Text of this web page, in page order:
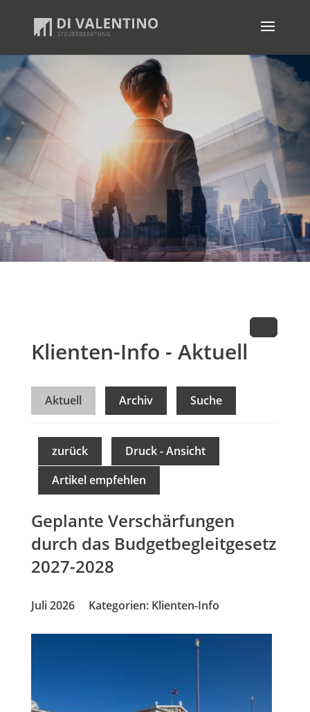
Klienten-Info - Aktuell
Aktuell Archiv Suche
zurück
Druck - Ansicht
Artikel empfehlen
Geplante Verschärfungen
durch das Budgetbegleitgesetz
2027-2028
Juli 2026 Kategorien: Klienten-Info